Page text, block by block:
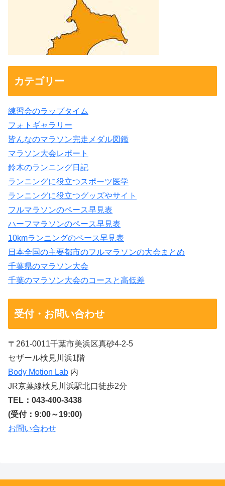
カテゴリー
練習会のラップタイム
フォトギャラリー
皆んなのマラソン完走メダル図鑑
マラソン大会レポート
鈴木のランニング日記
ランニングに役立つスポーツ医学
ランニングに役立つグッズやサイト
フルマラソンのペース早見表
ハーフマラソンのペース早見表
10kmランニングのペース早見表
日本全国の主要都市のフルマラソンの大会まとめ
千葉県のマラソン大会
千葉のマラソン大会のコースと高低差
受付・お問い合わせ
〒261-0011千葉市美浜区真砂4-2-5
セザール検見川浜1階
Body Motion Lab 内
JR京葉線検見川浜駅北口徒歩2分
TEL：043-400-3438
(受付：9:00～19:00)
お問い合わせ